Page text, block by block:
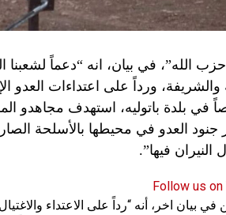
الله”، في بيان، انه “دعماً
‌‏‌‏‌والشريفة، ورداً على اعتداءات العدو
جنود العدو في محيطها بالأسلحة
النيران فيها”.
Follow us
في بيان اخر، أنه “رداً على الاعتداء